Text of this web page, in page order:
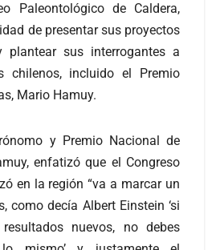
Paleontológico de Caldera,
de presentar sus proyectos
plantear sus interrogantes a
chilenos, incluido el Premio
Mario Hamuy.
y Premio Nacional de
enfatizó que el Congreso
en la región “va a marcar un
como decía Albert Einstein ‘si
nuevos, no debes